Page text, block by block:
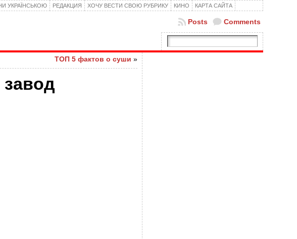
УКРАЇНСЬКОЮ РЕДАКЦИЯ ХОЧУ ВЕСТИ СВОЮ РУБРИКУ КИНО КАРТА САЙТА
Comments
Posts
ТОП 5 фактов о суши »